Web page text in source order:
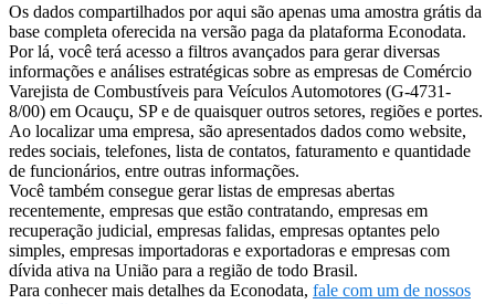
Os dados compartilhados por aqui são apenas uma amostra grátis da
base completa oferecida na versão paga da plataforma Econodata.
Por lá, você terá acesso a filtros avançados para gerar diversas
informações e análises estratégicas sobre as empresas de Comércio
Varejista de Combustíveis para Veículos Automotores (G-4731-
8/00) em Ocauçu, SP e de quaisquer outros setores, regiões e portes.
Ao localizar uma empresa, são apresentados dados como website,
redes sociais, telefones, lista de contatos, faturamento e quantidade
de funcionários, entre outras informações.
Você também consegue gerar listas de empresas abertas
recentemente, empresas que estão contratando, empresas em
recuperação judicial, empresas falidas, empresas optantes pelo
simples, empresas importadoras e exportadoras e empresas com
dívida ativa na União para a região de todo Brasil.
Para conhecer mais detalhes da Econodata, fale com um de nossos